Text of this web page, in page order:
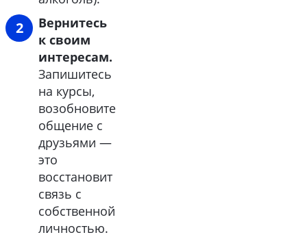
Вернитесь
к своим
интересам.
Запишитесь
на курсы,
возобновите
общение с
друзьями —
это
восстановит
связь с
собственной
личностью.